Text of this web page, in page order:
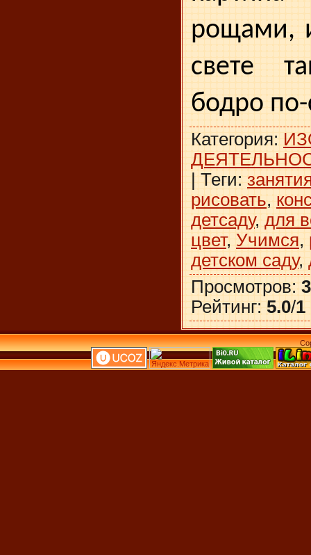
рощами,
свете
бодро
Категория:
| Теги:
рисовать,
детсаду, для
цвет, Учимся,
детском саду,
Просмотров:
Рейтинг: 5.0/1